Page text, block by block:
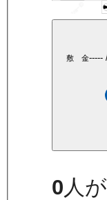
敷 金-----
0 人